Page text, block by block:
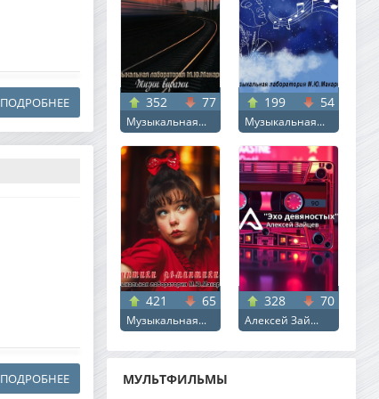
ПОДРОБНЕЕ
ПОДРОБНЕЕ
352 77
Музыкальная...
199 54
Музыкальная...
421 65
Музыкальная...
328 70
Алексей Зай...
МУЛЬТФИЛЬМЫ